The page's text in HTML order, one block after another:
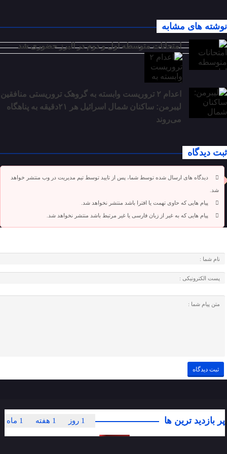
نوشته های مشابه
امتحانات متوسطه اول و دوم در البرز حضوری شد
اعدام ۲ تروریست وابسته به گروهک تروریستی منافقین
لیبرمن: ساکنان شمال اسرائیل هر ۲۱دقیقه به پناهگاه
می‌روند
ثبت دیدگاه
دیدگاه های ارسال شده توسط شما، پس از تایید توسط تیم مدیریت در وب منتشر خواهد
شد.
پیام هایی که حاوی تهمت یا افترا باشد منتشر نخواهد شد.
پیام هایی که به غیر از زبان فارسی یا غیر مرتبط باشد منتشر نخواهد شد.
پر بازدید ترین ها 1 ماه 1 هفته 1 روز